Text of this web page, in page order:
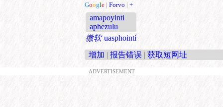
Google | Forvo | +
amapoyinti
aphezulu
微软 uasphointí
增加 | 报告错误 | 获取短网址
ADVERTISEMENT